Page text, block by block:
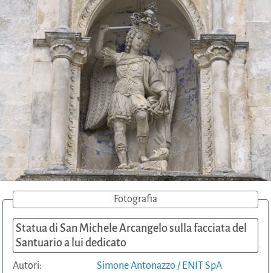
Fotografia
Statua di San Michele Arcangelo sulla facciata del
Santuario a lui dedicato
Autori:
Simone Antonazzo / ENIT SpA